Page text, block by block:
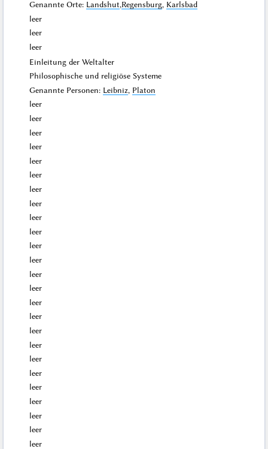
Genannte Orte: Landshut,Regensburg, Karlsbad
leer
leer
leer
Einleitung der Weltalter
Philosophische und religiöse Systeme
Genannte Personen: Leibniz, Platon
leer
leer
leer
leer
leer
leer
leer
leer
leer
leer
leer
leer
leer
leer
leer
leer
leer
leer
leer
leer
leer
leer
leer
leer
leer